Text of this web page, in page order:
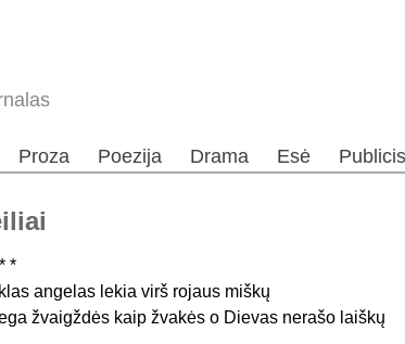
Proza Poezija Drama Esė
*
angelas lekia virš rojaus miškų
žvaigždės kaip žvakės o Dievas nerašo laiškų